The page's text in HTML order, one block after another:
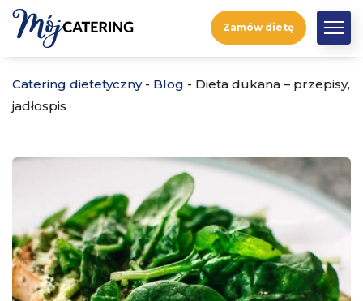
Zamów dietę
Catering dietetyczny- Blog - Dieta dukana – przepisy,
jadłospis